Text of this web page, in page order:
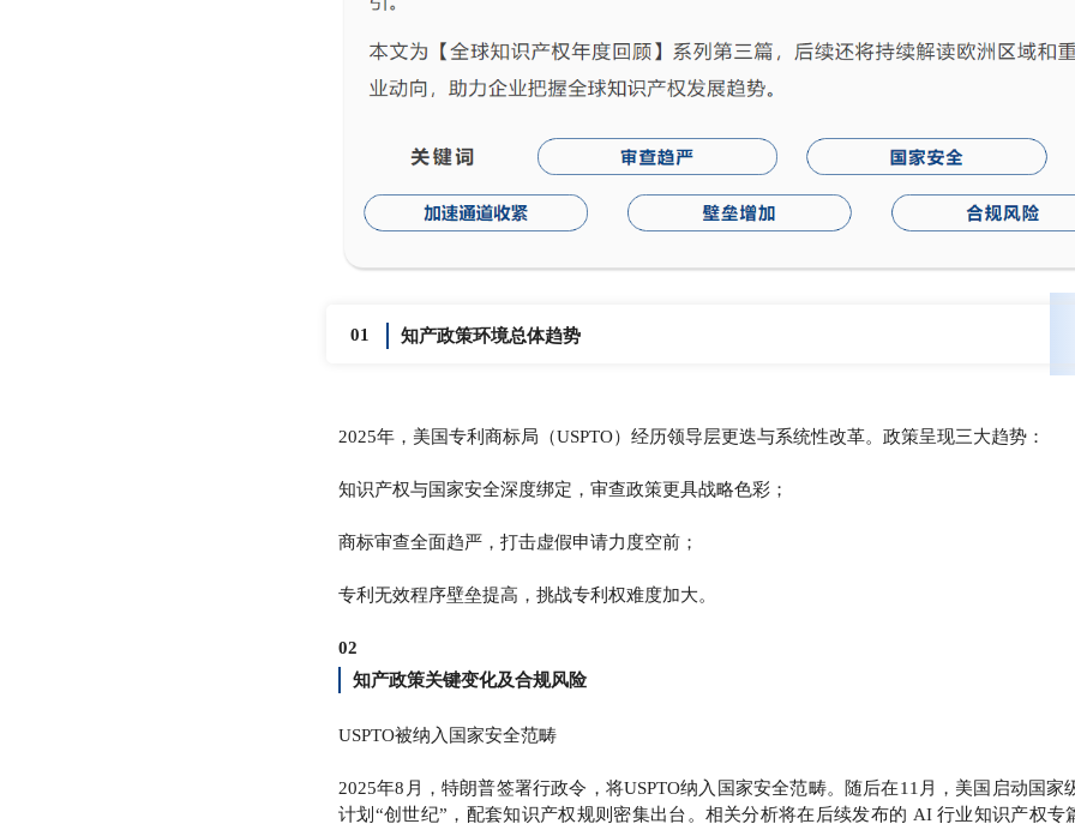
01 知产政策环境总体趋势
2025年，美国专利商标局（USPTO）经历领导层更迭与系统性改革。政策呈现三大趋势：
知识产权与国家安全深度绑定，审查政策更具战略色彩；
商标审查全面趋严，打击虚假申请力度空前；
专利无效程序壁垒提高，挑战专利权难度加大。
02
知产政策关键变化及合规风险
USPTO被纳入国家安全范畴
2025年8月，特朗普签署行政令，将USPTO纳入国家安全范畴。随后在11月，美国启动国家
计划“创世纪”，配套知识产权规则密集出台。相关分析将在后续发布的 AI 行业知识产权专